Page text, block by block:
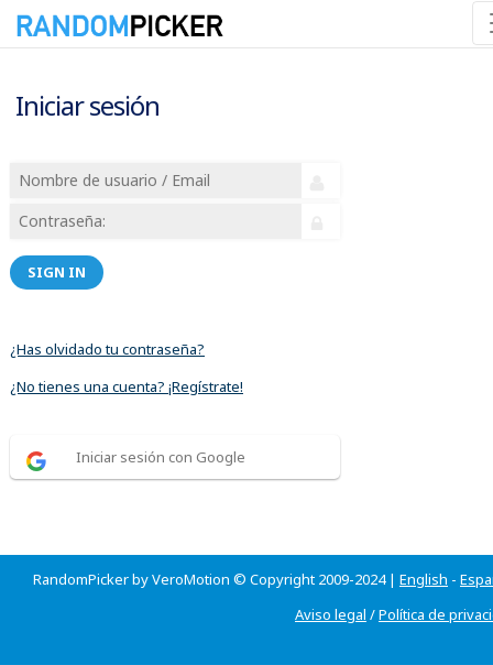
Iniciar sesión
SIGN IN
¿Has olvidado tu contraseña?
¿No tienes una cuenta? ¡Regístrate!
Iniciar sesión con Google
RandomPicker by VeroMotion © Copyright 2009-2024 | English -
Aviso legal /Política de